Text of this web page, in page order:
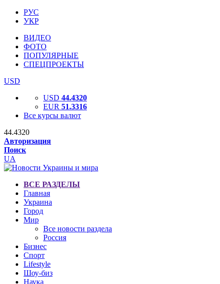
РУС
УКР
ВИДЕО
ФОТО
ПОПУЛЯРНЫЕ
СПЕЦПРОЕКТЫ
USD
USD 44.4320
EUR 51.3316
Все курсы валют
44.4320
Авторизация
Поиск
UA
ВСЕ РАЗДЕЛЫ
Главная
Украина
Город
Мир
Все новости раздела
Россия
Бизнес
Спорт
Lifestyle
Шоу-биз
Наука